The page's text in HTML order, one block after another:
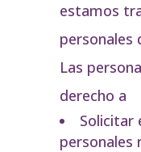
estamos
personales
Las
derecho a
Solicitar
personales